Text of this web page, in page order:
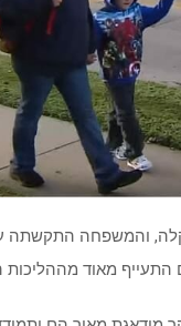
קלה, והמשפחה התקשתה